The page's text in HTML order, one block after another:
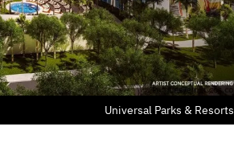
Universal Parks & Resorts